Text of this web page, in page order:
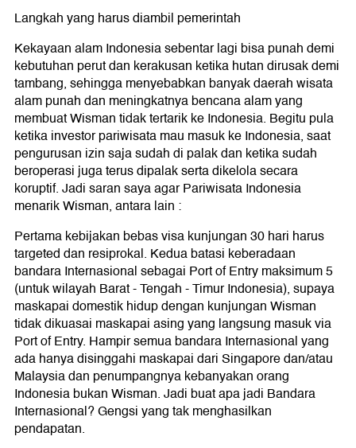
Langkah yang harus diambil pemerintah
Kekayaan alam Indonesia sebentar lagi bisa punah demi
kebutuhan perut dan kerakusan ketika hutan dirusak demi
tambang, sehingga menyebabkan banyak daerah wisata
alam punah dan meningkatnya bencana alam yang
membuat Wisman tidak tertarik ke Indonesia. Begitu pula
ketika investor pariwisata mau masuk ke Indonesia, saat
pengurusan izin saja sudah di palak dan ketika sudah
beroperasi juga terus dipalak serta dikelola secara
koruptif. Jadi saran saya agar Pariwisata Indonesia
menarik Wisman, antara lain :
Pertama kebijakan bebas visa kunjungan 30 hari harus
targeted dan resiprokal. Kedua batasi keberadaan
bandara Internasional sebagai Port of Entry maksimum 5
(untuk wilayah Barat - Tengah - Timur Indonesia), supaya
maskapai domestik hidup dengan kunjungan Wisman
tidak dikuasai maskapai asing yang langsung masuk via
Port of Entry. Hampir semua bandara Internasional yang
ada hanya disinggahi maskapai dari Singapore dan/atau
Malaysia dan penumpangnya kebanyakan orang
Indonesia bukan Wisman. Jadi buat apa jadi Bandara
Internasional? Gengsi yang tak menghasilkan
pendapatan.